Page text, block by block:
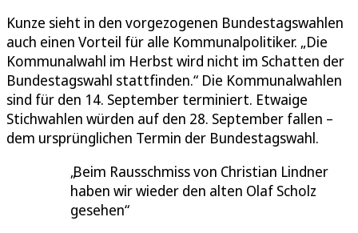
Kunze sieht in den vorgezogenen Bundestagswahlen
auch einen Vorteil für alle Kommunalpolitiker. „Die
Kommunalwahl im Herbst wird nicht im Schatten der
Bundestagswahl stattfinden.“ Die Kommunalwahlen
sind für den 14. September terminiert. Etwaige
Stichwahlen würden auf den 28. September fallen –
dem ursprünglichen Termin der Bundestagswahl.
Beim Rausschmiss von Christian Lindner
haben wir wieder den alten Olaf Scholz
gesehen